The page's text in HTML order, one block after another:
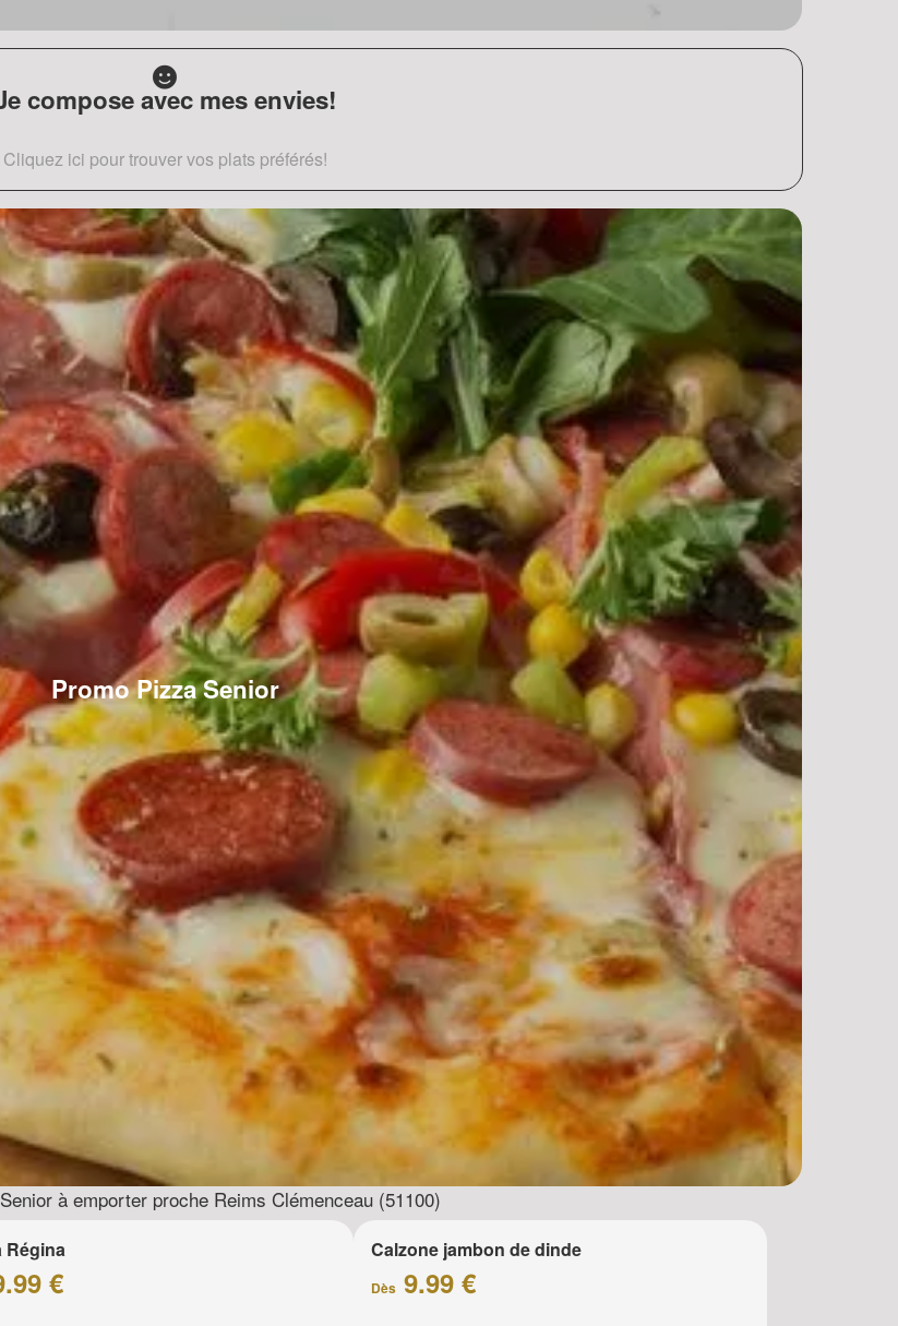
compose avec mes envies!
Cliquez ici pour trouver vos plats préférés!
Promo Pizza Senior
à emporter proche Reims Clémenceau (51100)
Régina
€
Calzone jambon de dinde
Dès 9.99 €